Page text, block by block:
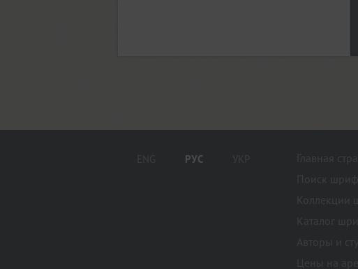
ENG РУС УКР
Главная
Поиск
Коллекции
Каталог
Авторы и
Цены на